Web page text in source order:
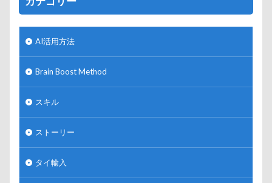
AI活用方法
Brain Boost Method
スキル
ストーリー
タイ輸入